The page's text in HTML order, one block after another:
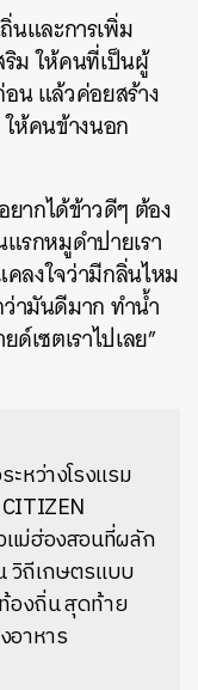
และการเพิ่ม
ริม ให้คนที่เป็นผู้
น แล้วค่อยสร้าง
ห้คนข้างนอก
ากได้ข้าวดีๆ ต้อง
รกหมูดำปายเรา
คลงใจว่ามีกลิ่นไหม
ามันดีมาก ทำน้ำ
เซตเราไปเลย”
หว่างโรงแรม
แม่ฮ่องสอนที่ผลัก
วิถีเกษตรแบบ
องถิ่น สุดท้าย
อาหาร